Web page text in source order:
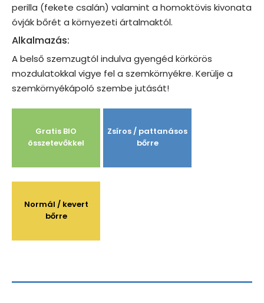
perilla (fekete csalán) valamint a homoktövis kivonata
óvják bőrét a környezeti ártalmaktól.
Alkalmazás:
A belső szemzugtól indulva gyengéd körkörös
mozdulatokkal vigye fel a szemkörnyékre. Kerülje a
szemkörnyékápoló szembe jutását!
Gratis BIO
összetevőkkel
Zsíros / pattanásos
bőrre
Normál / kevert
bőrre